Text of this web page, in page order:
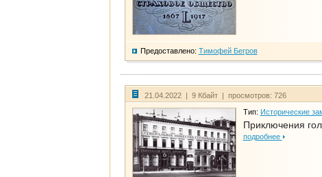
Предоставлено: Тимофей Бегров
21.04.2022 | 9 Кбайт | просмотров: 726
Тип: Исторические
Приключения
подробнее